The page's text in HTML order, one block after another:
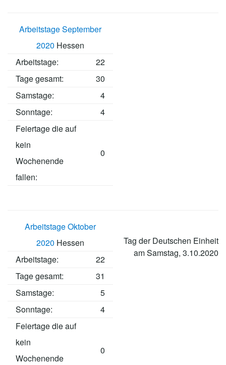
Arbeitstage September
2020 Hessen
Arbeitstage:
22
Tage gesamt:
30
Samstage:
4
Sonntage:
4
Feiertage die auf
kein
Wochenende
fallen:
0
Arbeitstage Oktober
2020 Hessen
Arbeitstage:
22
Tage gesamt:
31
Samstage:
5
Sonntage:
4
Feiertage die auf
kein
Wochenende
0
Tag der Deutschen Einheit
am Samstag, 3.10.2020